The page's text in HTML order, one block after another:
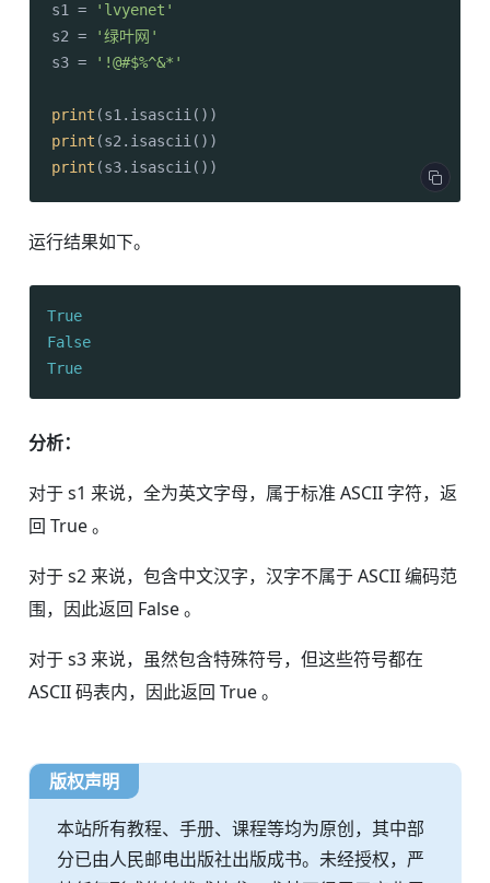
s1 =
'lvyenet'
s2 =
'绿叶网'
s3 =
'!@#$%^&*'
print
print
print (s3.isascii())
运行结果如下。
True
False
True
分析：
对于 s1 来说，全为英文字母，属于标准 ASCII 字符，返
回 True 。
对于 s2 来说，包含中文汉字，汉字不属于 ASCII 编码范
围，因此返回 False 。
对于 s3 来说，虽然包含特殊符号，但这些符号都在
ASCII 码表内，因此返回 True 。
版权声明
本站所有教程、手册、课程等均为原创，其中部
分已由人民邮电出版社出版成书。未经授权，严